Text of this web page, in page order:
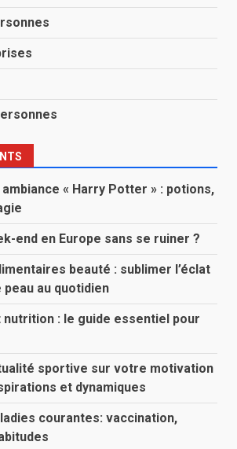
« Harry Potter » : potions,
end en Europe sans se ruiner ?
beauté : sublimer l’éclat
au quotidien
: le guide essentiel pour
sportive sur votre motivation
et dynamiques
courantes: vaccination,